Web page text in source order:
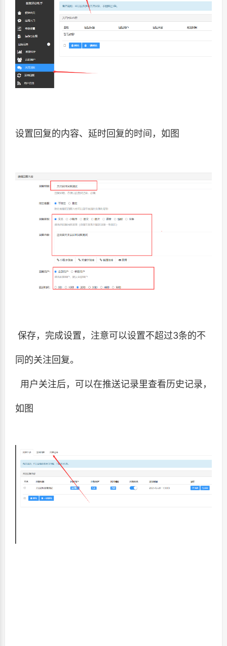
设置回复的内容、延时回复的时间，如图
保存，完成设置，注意可以设置不超过3条的不
同的关注回复。
用户关注后，可以在推送记录里查看历史记录，
如图